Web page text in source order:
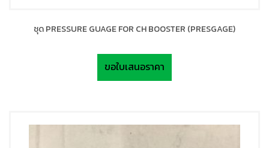
ชุด PRESSURE GUAGE FOR CH BOOSTER (PRESGAGE)
ขอใบเสนอราคา